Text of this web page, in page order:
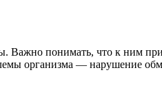
Важно понимать, что к ним
организма — нарушение